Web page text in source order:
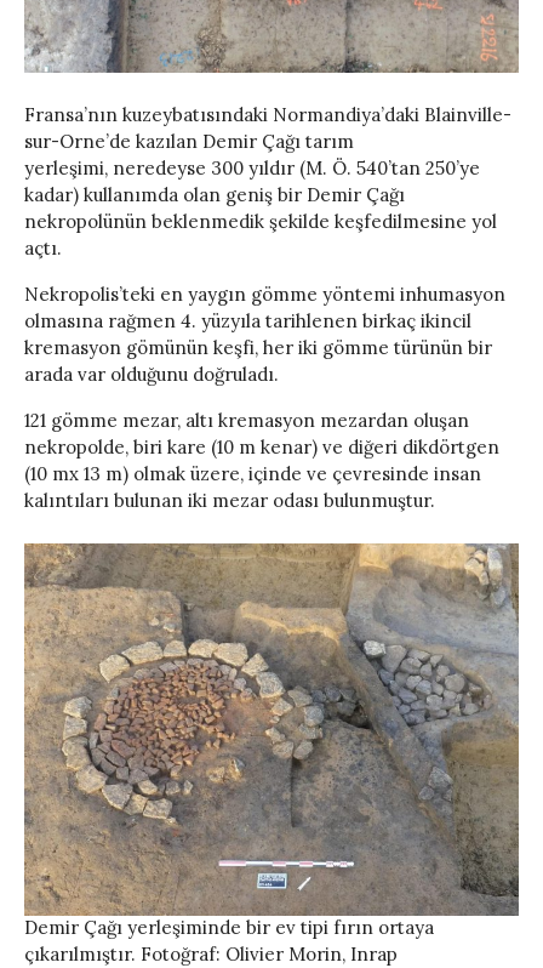
Fransa’nın kuzeybatısındaki Normandiya’daki Blainville-
sur-Orne’de kazılan Demir Çağı tarım
yerleşimi, neredeyse 300 yıldır (M. Ö. 540’tan 250’ye
kadar) kullanımda olan geniş bir Demir Çağı
nekropolünün beklenmedik şekilde keşfedilmesine yol
açtı.
Nekropolis’teki en yaygın gömme yöntemi inhumasyon
olmasına rağmen 4. yüzyıla tarihlenen birkaç ikincil
kremasyon gömünün keşfi, her iki gömme türünün bir
arada var olduğunu doğruladı.
121 gömme mezar, altı kremasyon mezardan oluşan
nekropolde, biri kare (10 m kenar) ve diğeri dikdörtgen
(10 mx 13 m) olmak üzere, içinde ve çevresinde insan
kalıntıları bulunan iki mezar odası bulunmuştur.
Demir Çağı yerleşiminde bir ev tipi fırın ortaya
çıkarılmıştır. Fotoğraf: Olivier Morin, Inrap